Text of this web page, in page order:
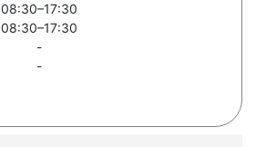
08:30–17:30
08:30–17:30
-
-